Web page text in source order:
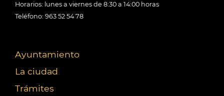
Horarios: lunes a viernes de 8:30 a 14:00 horas
Teléfono: 963 52 54 78
Ayuntamiento
La ciudad
Trámites